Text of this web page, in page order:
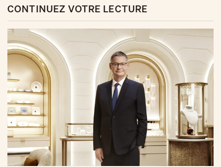
CONTINUEZ VOTRE LECTURE